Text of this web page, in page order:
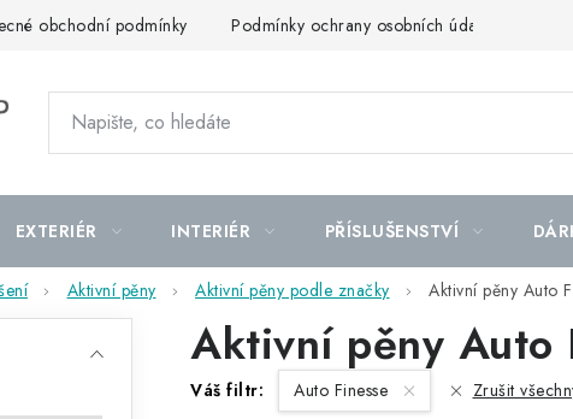
obchodní podmínky Podmínky ochrany osobních údajů
EXTERIÉR INTERIÉR PŘÍSLUŠENSTVÍ
Aktivní pěny Aktivní pěny podle značky Aktivní pěny Auto
Aktivní pěny Auto
Váš filtr: Auto Finesse Zrušit